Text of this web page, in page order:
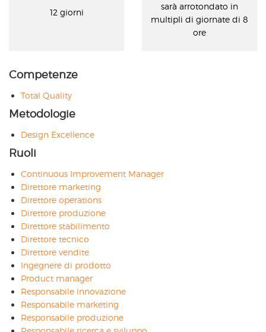
12 giorni
sarà arrotondato in
multipli di giornate di 8
ore
Competenze
Total Quality
Metodologie
Design Excellence
Ruoli
Continuous Improvement Manager
Direttore marketing
Direttore operations
Direttore produzione
Direttore stabilimento
Direttore tecnico
Direttore vendite
Ingegnere di prodotto
Product manager
Responsabile innovazione
Responsabile marketing
Responsabile produzione